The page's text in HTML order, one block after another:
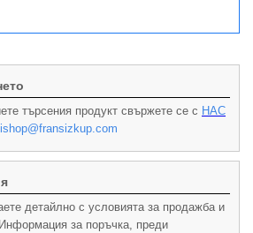
търсения продукт свържете се с НАС
ishop@fransizkup.com
детайлно с условията за продажба и
за поръчка, преди